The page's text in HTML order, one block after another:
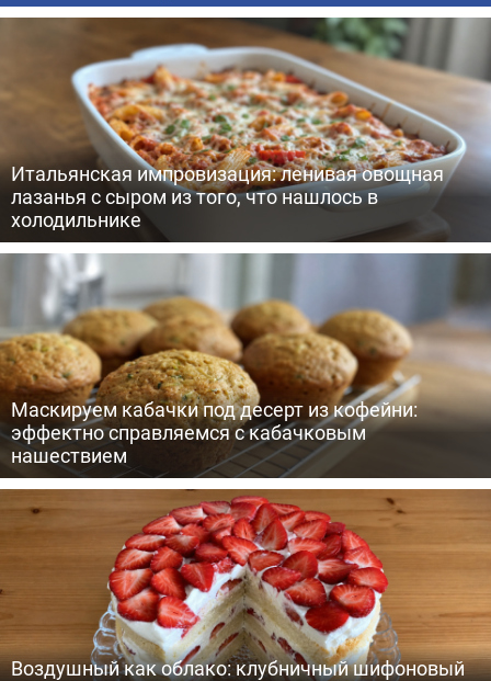
Итальянская импровизация: ленивая овощная
лазанья с сыром из того, что нашлось в
холодильнике
Маскируем кабачки под десерт из кофейни:
эффектно справляемся с кабачковым
нашествием
Воздушный как облако: клубничный шифоновый